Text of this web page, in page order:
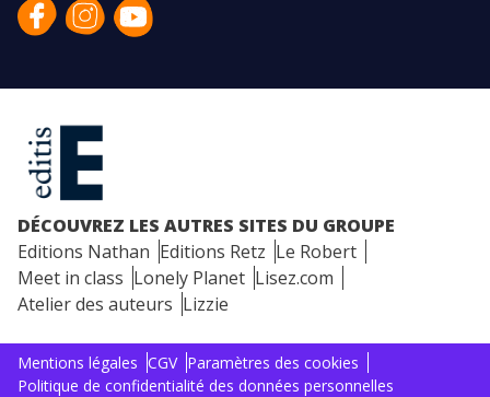
DÉCOUVREZ LES AUTRES SITES DU GROUPE
Editions Nathan Editions Retz Le Robert
Meet in class Lonely Planet Lisez.com
Atelier des auteurs Lizzie
Mentions légales CGV Paramètres des cookies
Politique de confidentialité des données personnelles